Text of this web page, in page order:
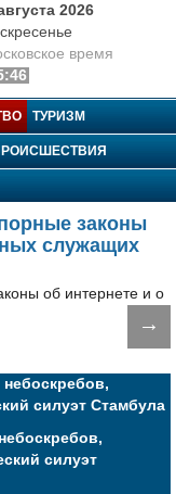
2026
время
ТУРИЗМ
законы
служащих
→
силуэт